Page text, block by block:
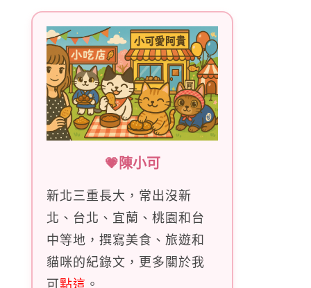
💗陳小可
新北三重長大，常出沒新
北、台北、宜蘭、桃園和台
中等地，撰寫美食、旅遊和
貓咪的紀錄文，更多關於我
可點這 。